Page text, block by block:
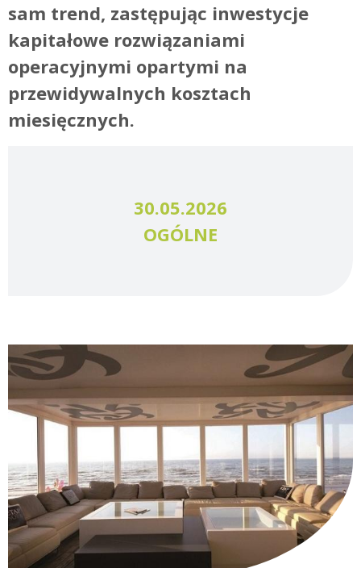
sam trend, zastępując inwestycje
kapitałowe rozwiązaniami
operacyjnymi opartymi na
przewidywalnych kosztach
miesięcznych.
30.05.2026
OGÓLNE